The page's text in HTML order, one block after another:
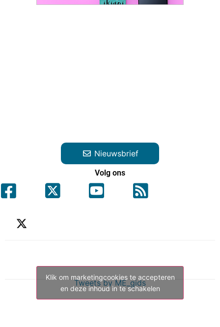
Nieuwsbrief
Volg ons
Tweets by ME_gids
Klik om marketingcookies te accepteren
en deze inhoud in te schakelen